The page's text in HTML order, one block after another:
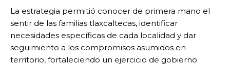
La estrategia permitió conocer de primera mano el
sentir de las familias tlaxcaltecas, identificar
necesidades específicas de cada localidad y dar
seguimiento a los compromisos asumidos en
territorio, fortaleciendo un ejercicio de gobierno